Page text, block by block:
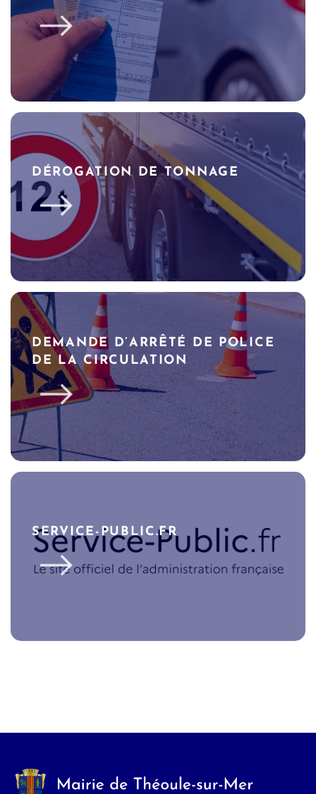
DÉROGATION DE TONNAGE
DEMANDE D’ARRÊTÉ DE POLICE
DE LA CIRCULATION
SERVICE-PUBLIC.FR